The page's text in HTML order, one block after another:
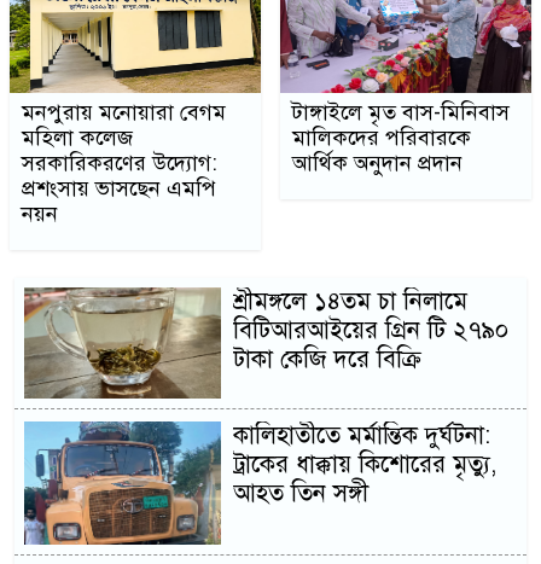
মনপুরায় মনোয়ারা বেগম
মহিলা কলেজ
সরকারিকরণের উদ্যোগ:
প্রশংসায় ভাসছেন এমপি
নয়ন
টাঙ্গাইলে মৃত বাস-মিনিবাস
মালিকদের পরিবারকে
আর্থিক অনুদান প্রদান
শ্রীমঙ্গলে ১৪তম চা নিলামে
বিটিআরআইয়ের গ্রিন টি ২৭৯০
টাকা কেজি দরে বিক্রি
কালিহাতীতে মর্মান্তিক দুর্ঘটনা:
ট্রাকের ধাক্কায় কিশোরের মৃত্যু,
আহত তিন সঙ্গী